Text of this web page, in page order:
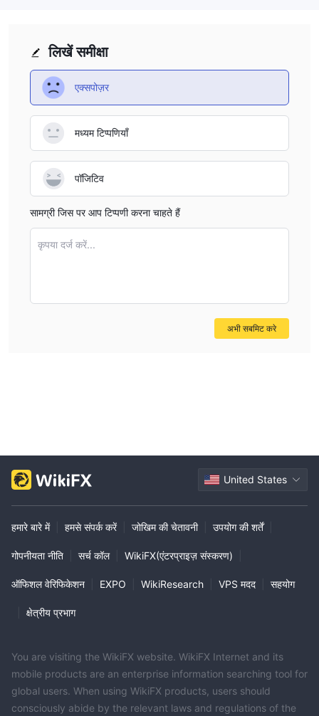
लिखें समीक्षा
एक्सपोज़र
मध्यम टिप्पणियाँ
पॉजिटिव
सामग्री जिस पर आप टिप्पणी करना चाहते हैं
कृपया दर्ज करें...
अभी सबमिट करे
United States
हमारे बारे में हमसे संपर्क करें जोखिम की चेतावनी उपयोग की शर्तें
गोपनीयता नीति सर्च कॉल WikiFX(एंटरप्राइज़ संस्करण)
ऑफिशल वेरिफिकेशन EXPO WikiResearch VPS मदद सहयोग
क्षेत्रीय प्रभाग
You are visiting the WikiFX website. WikiFX Internet and its
mobile products are an enterprise information searching tool for
global users. When using WikiFX products, users should
consciously abide by the relevant laws and regulations of the